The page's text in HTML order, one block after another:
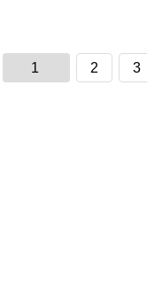
1 2 3